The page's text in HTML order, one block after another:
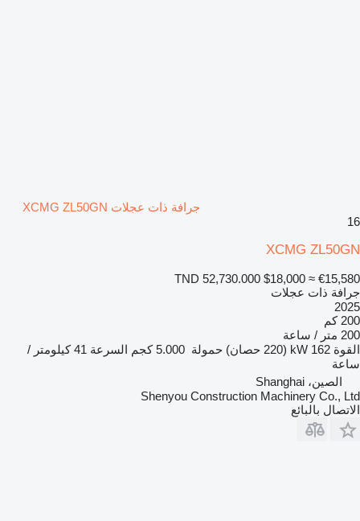
جرافة ذات عجلات XCMG ZL50GN
16
XCMG ZL50GN
TND 52,730.000 $18,000 ≈ €15,580
جرافة ذات عجلات
2025
200 كم
200 متر / ساعة
القوة 162 kW (220 حصان) حمولة 5.000 كجم السرعة
41 كيلومتر /
ساعة
الصين، Shanghai
Shenyou Construction Machinery Co., Ltd
الاتصال بالبائع